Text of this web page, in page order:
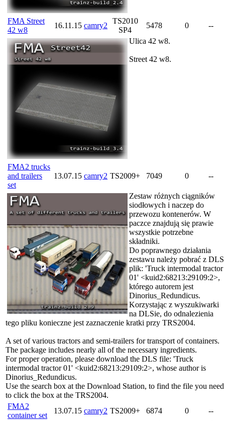
FMA Street
42 w8
16.11.15 camry2
TS2010
SP4
5478 0
--
Ulica 42 w8.
Street 42 w8.
FMA2 trucks
and trailers
set
13.07.15 camry2 TS2009+ 7049 0 --
Zestaw różnych ciągników
siodłowych i naczep do
przewozu kontenerów. W
paczce znajdują się prawie
wszystkie potrzebne
składniki.
Do poprawnego działania
zestawu należy pobrać z DLS
plik: 'Truck intermodal tractor
01' <kuid2:68213:29109:2>,
którego autorem jest
Dinorius_Redundicus.
Korzystając z wyszukiwarki
na DLSie, do odnalezienia
tego pliku konieczne jest zaznaczenie kratki przy TRS2004.
A set of various tractors and semi-trailers for transport of containers.
The package includes nearly all of the necessary ingredients.
For proper operation, please download the DLS file: 'Truck
intermodal tractor 01' <kuid2:68213:29109:2>, whose author is
Dinorius_Redundicus.
Use the search box at the Download Station, to find the file you need
to click the box at the TRS2004.
FMA2
container set
13.07.15 camry2 TS2009+ 6874 0
--